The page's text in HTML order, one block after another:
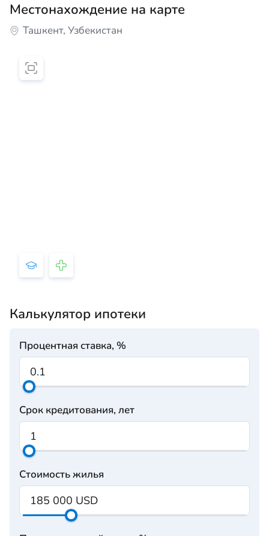
Местонахождение на карте
Ташкент, Узбекистан
Калькулятор ипотеки
Процентная ставка, %
Срок кредитования, лет
Стоимость жилья